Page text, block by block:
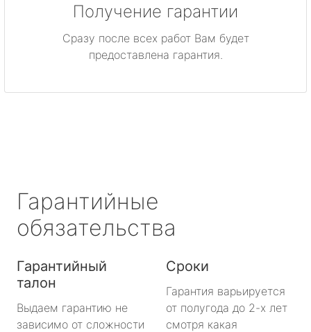
Получение гарантии
Сразу после всех работ Вам будет
предоставлена гарантия.
Гарантийные
обязательства
Гарантийный
талон
Выдаем гарантию не
зависимо от сложности
Сроки
Гарантия варьируется
от полугода до 2-х лет
смотря какая